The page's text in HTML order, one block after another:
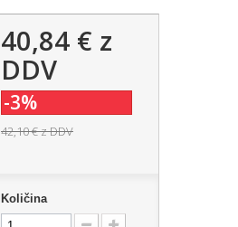
40,84 € z
DDV
-3%
42,10 €z DDV
Količina